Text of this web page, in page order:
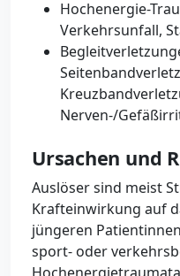
Hochenergie-
Verkehrsunfall,
Nerven-/
Ursachen und
Auslöser sind meist
Krafteinwirkung auf
jüngeren
sport- oder